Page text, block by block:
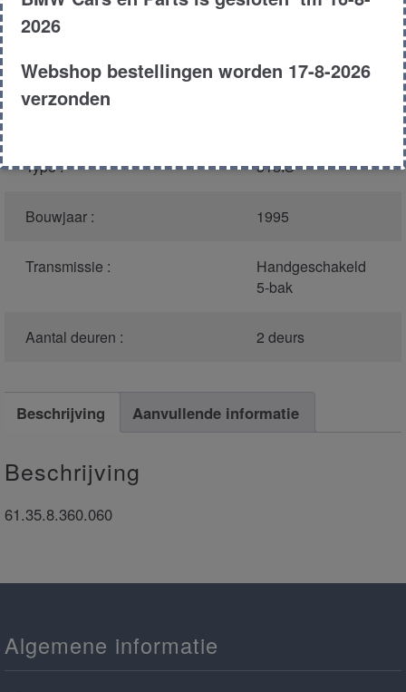
Carroserie : Coupe
Type : 318IS
Bouwjaar : 1995
Transmissie :
Handgeschakeld
5-bak
Aantal deuren : 2 deurs
Beschrijving Aanvullende informatie
Beschrijving
61.35.8.360.060
Algemene informatie
2026
Webshop bestellingen worden 17-8-2026
verzonden